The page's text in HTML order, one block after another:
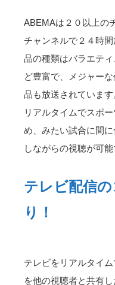
ABEMAは２０以上の
チャンネルで２４時
品の種類はバラエテ
ど豊富で、メジャー
品も放送されています
リアルタイムでスポ
め、みたい試合に間
しながらの視聴が可能
テレビ配信
り！
テレビをリアルタイ
を他の視聴者と共有